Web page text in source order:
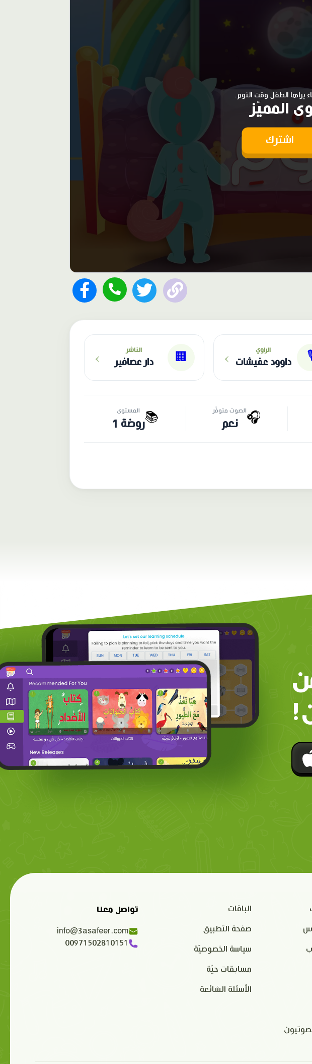
يراها الطفل وقت النوم.
المميّز
اشترك
الراوي
داوود عفيشات ›
🏢
الناشر
دار عصافير ›
🎧الصوت متوفّر
نعم 📚 المستوى
روضة 1
الباقات
صفحة التطبيق
سياسة الخصوصيّة
مسابقات حيّة
الأسئلة الشائعة
تواصل معنا
info@3asafeer.com
00971502810151